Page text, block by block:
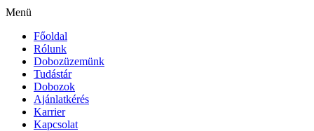
Menü
Főoldal
Rólunk
Dobozüzemünk
Tudástár
Dobozok
Ajánlatkérés
Karrier
Kapcsolat